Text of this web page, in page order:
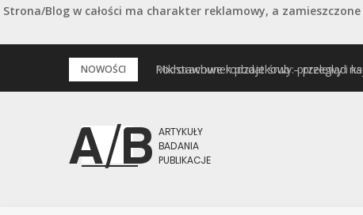
Strona/Blog w całości ma charakter reklamowy, a
NOWOŚCI Podstawowe rodzaje śrub – przegląd